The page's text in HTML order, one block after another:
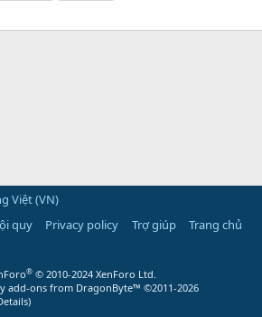
Việt (VN)
quy Privacy policy Trợ giúp Trang chủ
® © 2010-2024 XenForo Ltd.
add-ons from DragonByte™ ©2011-2026
)